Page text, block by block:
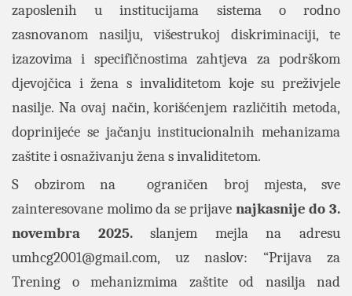
zaposlenih u institucijama sistema o rodno
zasnovanom nasilju, višestrukoj diskriminaciji, te
izazovima i specifičnostima zahtjeva za podrškom
djevojčica i žena s invaliditetom koje su preživjele
nasilje. Na ovaj način, korišćenjem različitih metoda,
doprinijeće se jačanju institucionalnih mehanizama
zaštite i osnaživanju žena s invaliditetom.
S obzirom na ograničen broj mjesta, sve
zainteresovane molimo da se prijave najkasnije do 3.
novembra 2025.slanjem mejla na adresu
umhcg2001@gmail.com, uz naslov: “Prijava za
Trening o mehanizmima zaštite od nasilja nad